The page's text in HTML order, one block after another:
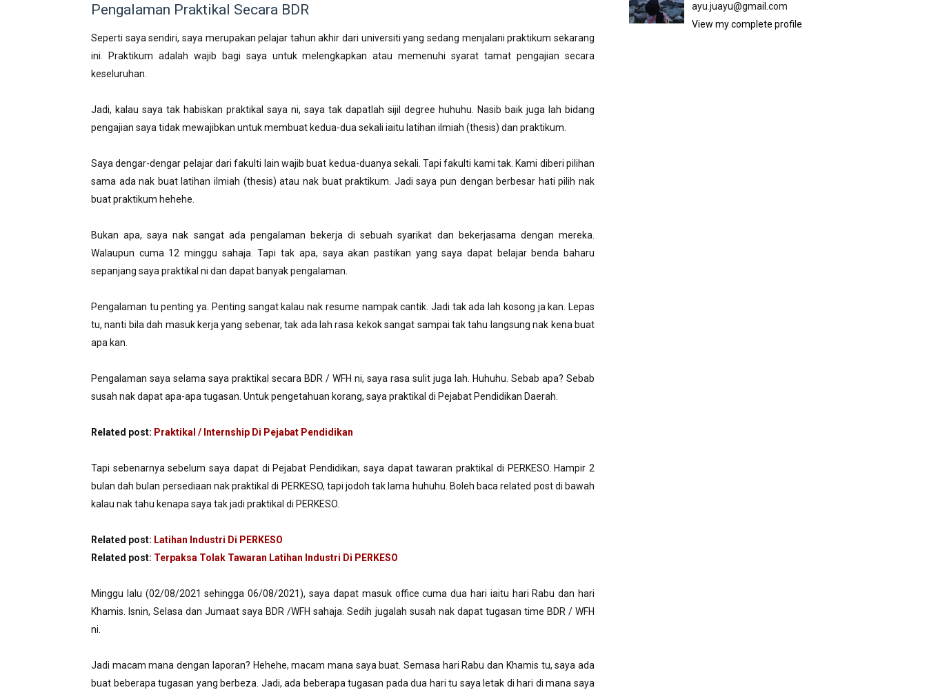
Pengalaman Praktikal Secara BDR
Seperti saya sendiri, saya merupakan pelajar tahun akhir dari universiti yang sedang menjalani praktikum sekarang
ini. Praktikum adalah wajib bagi saya untuk melengkapkan atau memenuhi syarat tamat pengajian secara
keseluruhan.
Jadi, kalau saya tak habiskan praktikal saya ni, saya tak dapatlah sijil degree huhuhu. Nasib baik juga lah bidang
pengajian saya tidak mewajibkan untuk membuat kedua-dua sekali iaitu latihan ilmiah (thesis) dan praktikum.
Saya dengar-dengar pelajar dari fakulti lain wajib buat kedua-duanya sekali. Tapi fakulti kami tak. Kami diberi pilihan
sama ada nak buat latihan ilmiah (thesis) atau nak buat praktikum. Jadi saya pun dengan berbesar hati pilih nak
buat praktikum hehehe.
Bukan apa, saya nak sangat ada pengalaman bekerja di sebuah syarikat dan bekerjasama dengan mereka.
Walaupun cuma 12 minggu sahaja. Tapi tak apa, saya akan pastikan yang saya dapat belajar benda baharu
sepanjang saya praktikal ni dan dapat banyak pengalaman.
Pengalaman tu penting ya. Penting sangat kalau nak resume nampak cantik. Jadi tak ada lah kosong ja kan. Lepas
tu, nanti bila dah masuk kerja yang sebenar, tak ada lah rasa kekok sangat sampai tak tahu langsung nak kena buat
apa kan.
Pengalaman saya selama saya praktikal secara BDR / WFH ni, saya rasa sulit juga lah. Huhuhu. Sebab apa? Sebab
susah nak dapat apa-apa tugasan. Untuk pengetahuan korang, saya praktikal di Pejabat Pendidikan Daerah.
Related post: Praktikal / Internship Di Pejabat Pendidikan
Tapi sebenarnya sebelum saya dapat di Pejabat Pendidikan, saya dapat tawaran praktikal di PERKESO. Hampir 2
bulan dah bulan persediaan nak praktikal di PERKESO, tapi jodoh tak lama huhuhu. Boleh baca related post di bawah
kalau nak tahu kenapa saya tak jadi praktikal di PERKESO.
Related post: Latihan Industri Di PERKESO
Related post: Terpaksa Tolak Tawaran Latihan Industri Di PERKESO
Minggu lalu (02/08/2021 sehingga 06/08/2021), saya dapat masuk office cuma dua hari iaitu hari Rabu dan hari
Khamis. Isnin, Selasa dan Jumaat saya BDR /WFH sahaja. Sedih jugalah susah nak dapat tugasan time BDR / WFH
ni.
Jadi macam mana dengan laporan? Hehehe, macam mana saya buat. Semasa hari Rabu dan Khamis tu, saya ada
buat beberapa tugasan yang berbeza. Jadi, ada beberapa tugasan pada dua hari tu saya letak di hari di mana saya
ayu.juayu@gmail.com
View my complete profile